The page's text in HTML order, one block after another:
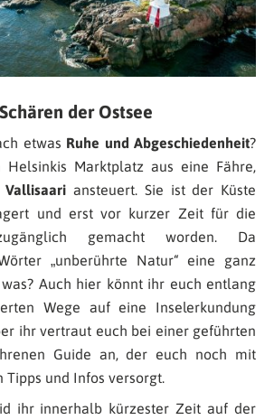
der Ostsee
etwas Ruhe und Abgeschiedenheit?
Helsinkis Marktplatz aus eine Fähre,
Vallisaari ansteuert. Sie ist der Küste
und erst vor kurzer Zeit für die
gemacht worden. Da
„unberührte Natur“ eine ganz
Auch hier könnt ihr euch entlang
Wege auf eine Inselerkundung
ihr vertraut euch bei einer geführten
Guide an, der euch noch mit
und Infos versorgt.
ihr innerhalb kürzester Zeit auf der